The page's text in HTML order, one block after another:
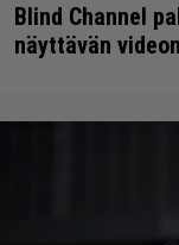
Blind Channel
näyttävän